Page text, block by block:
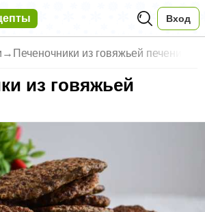
Вход
→ Печеночники из говяжьей печени
из говяжьей